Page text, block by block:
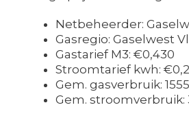
Netbeheerder:
Gasregio: Gaselwest
Gastarief M3: €0,430
Stroomtarief kwh:
Gem. gasverbruik:
Gem. stroomverbruik: